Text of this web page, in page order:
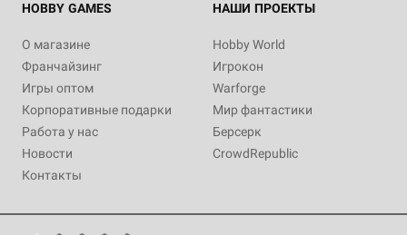
HOBBY GAMES
О магазине
Франчайзинг
Игры оптом
Корпоративные подарки
Работа у нас
Новости
Контакты
НАШИ ПРОЕКТЫ
Hobby World
Игрокон
Warforge
Мир фантастики
Берсерк
CrowdRepublic